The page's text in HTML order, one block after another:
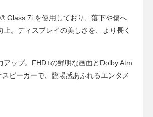
Glass 7i を使用しており、落下や傷へ
上。ディスプレイの美しさを、より長く
アップ。FHD+の鮮明な画面とDolby Atm
ピーカーで、臨場感あふれるエンタメ